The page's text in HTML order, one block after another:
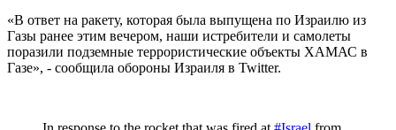
«В ответ на ракету, которая была выпущена по Израилю из
Газы ранее этим вечером, наши истребители и самолеты
поразили подземные террористические объекты ХАМАС в
Газе», - сообщила обороны Израиля в Twitter.